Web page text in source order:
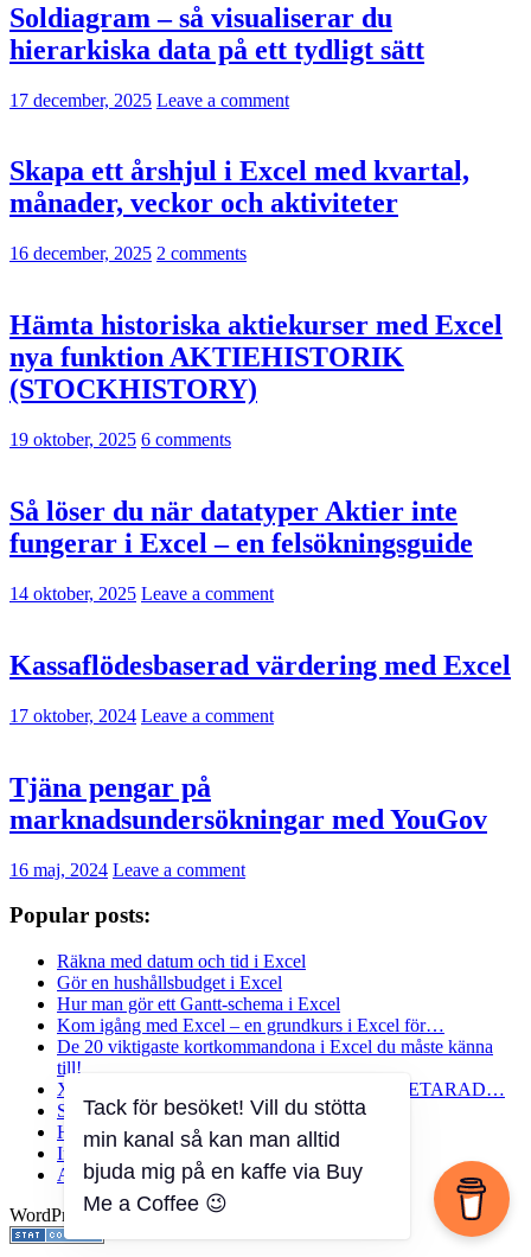
Soldiagram – så visualiserar du
hierarkiska data på ett tydligt sätt
17 december, 2025 Leave a comment
Skapa ett årshjul i Excel med kvartal,
månader, veckor och aktiviteter
16 december, 2025 2 comments
Hämta historiska aktiekurser med Excel
nya funktion AKTIEHISTORIK
(STOCKHISTORY)
19 oktober, 2025 6 comments
Så löser du när datatyper Aktier inte
fungerar i Excel – en felsökningsguide
14 oktober, 2025 Leave a comment
Kassaflödesbaserad värdering med Excel
17 oktober, 2024 Leave a comment
Tjäna pengar på
marknadsundersökningar med YouGov
16 maj, 2024 Leave a comment
Popular posts:
Räkna med datum och tid i Excel
Gör en hushållsbudget i Excel
Hur man gör ett Gantt-schema i Excel
Kom igång med Excel – en grundkurs i Excel för…
De 20 viktigaste kortkommandona i Excel du måste känna
till!
XLETAUPP (XLOOKUP) – en ersättare till LETARAD…
Slumpa med Excel
Hämta aktiekurser från Internet till Excel
Importera data från pdf till Excel utan en…
Annuitetsberäkning med Excel
WordPress Theme: Dynamic News by ThemeZee.
Tack för besöket! Vill du stötta
min kanal så kan man alltid
bjuda mig på en kaffe via Buy
Me a Coffee 😉